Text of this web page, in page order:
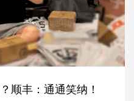
顺丰：通通笑纳！